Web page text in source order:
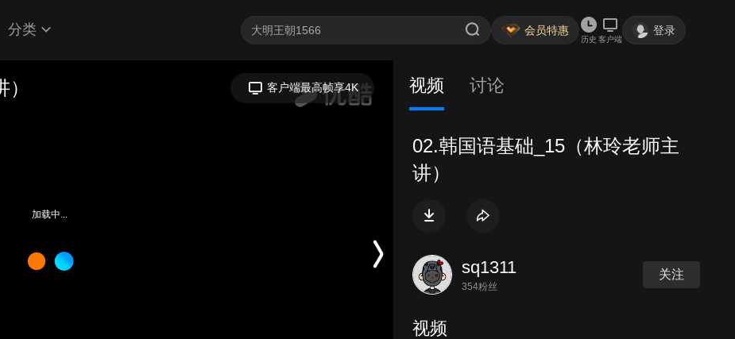
分类 会员特惠
历史 客户端
登录
客户端最高帧享4K
加载中...
视频 讨论
02.韩国语基础_15（林玲老师主
讲）
sq1311
354粉丝
关注
视频